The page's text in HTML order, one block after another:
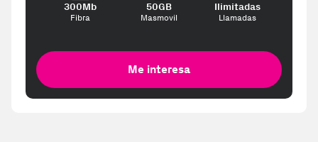
300Mb
Fibra
50GB
Masmovil
Ilimitadas
Llamadas
Me interesa